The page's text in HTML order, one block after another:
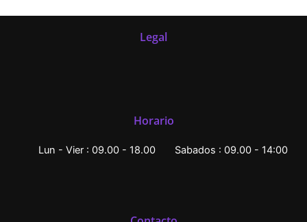
Legal
Horario
Lun - Vier : 09.00 - 18.00 Sabados : 09.00 - 14:00